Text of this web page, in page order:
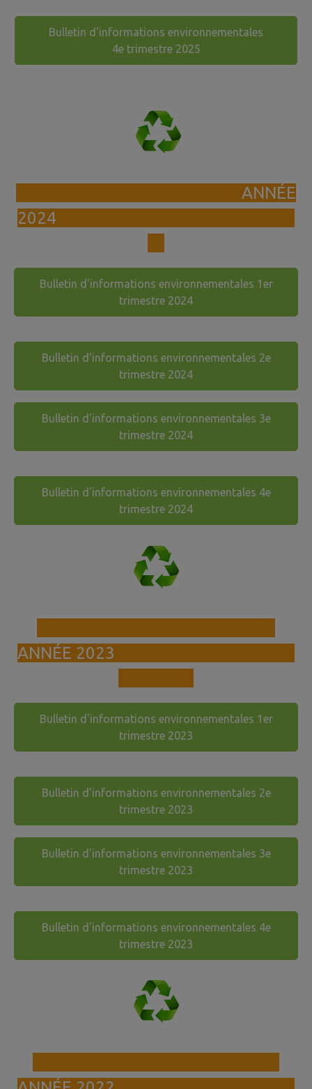
Bulletin d'informations environnementales
4e trimestre 2025
ANNÉE
2024
Bulletin d'informations environnementales 1er
trimestre 2024
Bulletin d'informations environnementales 2e
trimestre 2024
Bulletin d'informations environnementales 3e
trimestre 2024
Bulletin d'informations environnementales 4e
trimestre 2024
ANNÉE 2023
Bulletin d'informations environnementales 1er
trimestre 2023
Bulletin d'informations environnementales 2e
trimestre 2023
Bulletin d'informations environnementales 3e
trimestre 2023
Bulletin d'informations environnementales 4e
trimestre 2023